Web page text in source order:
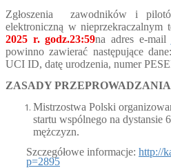
Zgłoszenia zawodników i
elektroniczną w nieprzekraczalnym
2025 r. godz.23:59na adres e-mail
powinno zawierać następujące
UCI ID, datę urodzenia, numer
ZASADY
Mistrzostwa Polski
startu wspólnego na dystansie
mężczyzn.
Szczegółowe informacje: http://
p=2895